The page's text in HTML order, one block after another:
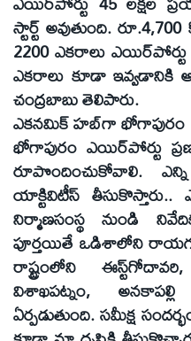
స్టార్ట్‌ అవుతుంది.
2200 ఎకరాలు
ఎకరాలు కూడా ఇవ్వడానికి
చంద్రబాబు తెలిపారు.
ఎకనమిక్‌ హబ్‌గా భోగాపురం
భోగాపురం ఎయిర్‌పోర్టు
రూపొందించుకోవాలి.
యాక్టివిటీస్‌
నిర్మాణసంస్థ నుండి
పూర్తయితే ఒడిశాలోని
రాష్ట్రంలోని
విశాఖపట్నం,
ఏర్పడుతుంది. సమీక్ష